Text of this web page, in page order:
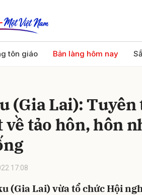
tôn giáo Bản làng hôm nay
(Gia Lai):
tảo hôn, hôn
17:08
(Gia Lai) vừa tổ chức Hội
Gửi bình luận